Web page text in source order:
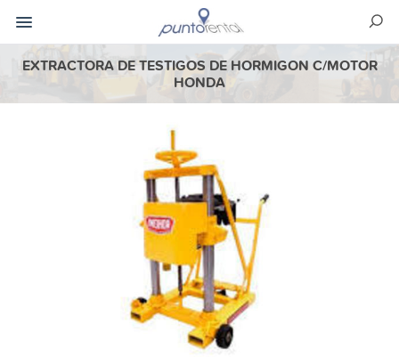
EXTRACTORA DE TESTIGOS DE HORMIGON C/MOTOR
HONDA